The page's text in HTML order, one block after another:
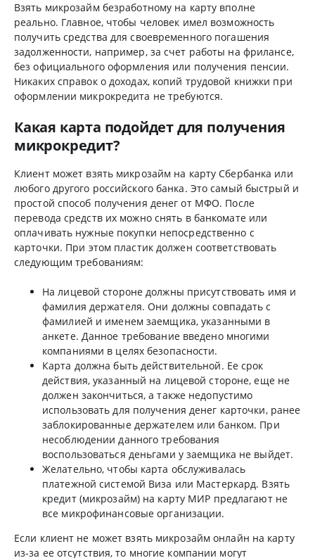
Взять микрозайм безработному на карту вполне
реально. Главное, чтобы человек имел возможность
получить средства для своевременного погашения
задолженности, например, за счет работы на фрилансе,
без официального оформления или получения пенсии.
Никаких справок о доходах, копий трудовой книжки при
оформлении микрокредита не требуются.
Какая карта подойдет для получения
микрокредит?
Клиент может взять микрозайм на карту Сбербанка или
любого другого российского банка. Это самый быстрый и
простой способ получения денег от МФО. После
перевода средств их можно снять в банкомате или
оплачивать нужные покупки непосредственно с
карточки. При этом пластик должен соответствовать
следующим требованиям:
На лицевой стороне должны присутствовать имя и
фамилия держателя. Они должны совпадать с
фамилией и именем заемщика, указанными в
анкете. Данное требование введено многими
компаниями в целях безопасности.
Карта должна быть действительной. Ее срок
действия, указанный на лицевой стороне, еще не
должен закончиться, а также недопустимо
использовать для получения денег карточки, ранее
заблокированные держателем или банком. При
несоблюдении данного требования
воспользоваться деньгами у заемщика не выйдет.
Желательно, чтобы карта обслуживалась
платежной системой Виза или Мастеркард. Взять
кредит (микрозайм) на карту МИР предлагают не
все микрофинансовые организации.
Если клиент не может взять микрозайм онлайн на карту
из-за ее отсутствия, то многие компании могут